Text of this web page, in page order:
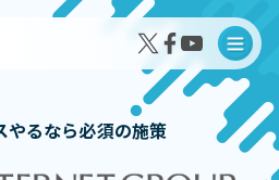
やるなら必須の施策